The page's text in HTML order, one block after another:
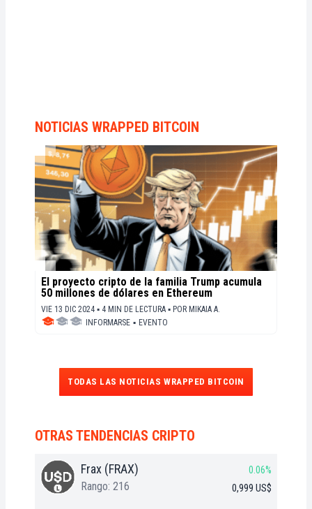
NOTICIAS WRAPPED BITCOIN
El proyecto cripto de la familia Trump acumula
50 millones de dólares en Ethereum
VIE 13 DIC 2024 ▪ 4 MIN DE LECTURA ▪ POR MIKAIA A.
INFORMARSE ▪ EVENTO
TODAS LAS NOTICIAS WRAPPED BITCOIN
OTRAS TENDENCIAS CRIPTO
Frax (FRAX)
Rango: 216
0.06%
0,999 US$